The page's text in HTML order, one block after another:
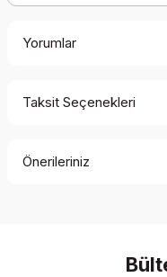
Yorumlar
Taksit Seçenekleri
Önerileriniz
Görüş ve önerileriniz için